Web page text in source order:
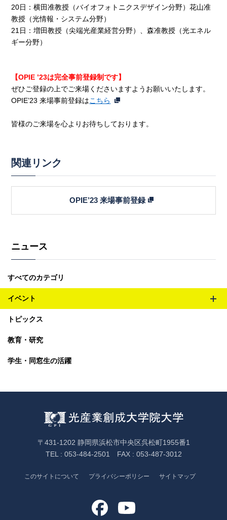
20日：横田准教授（バイオフォトニクスデザイン分野）花山准
教授（光情報・システム分野）
21日：増田教授（尖端光産業経営分野）、森准教授（光エネル
ギー分野）
【OPIE ’23は完全事前登録制です】
ぜひご登録の上でご来場くださいますようお願いいたします。
OPIE’23 来場事前登録はこちら
皆様のご来場を心よりお待ちしております。
関連リンク
OPIE’23 来場事前登録
ニュース
すべてのカテゴリ
イベント
メ
トピックス
教育・研究
学生・同窓生の活躍
〒431-1202 静岡県浜松市中央区呉松町1955番1
TEL : 053-484-2501 FAX : 053-487-3012
このサイトについて プライバシーポリシー サイトマップ